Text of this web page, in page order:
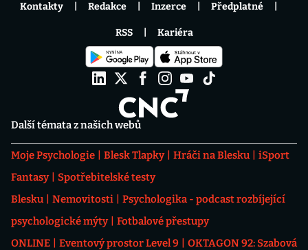
Další témata z našich webů
Moje Psychologie Blesk Tlapky Hráči na Blesku
iSport
Fantasy
Spotřebitelské testy
Blesku
Nemovitosti
Psychologika - podcast rozbíjející
psychologické mýty
Fotbalové přestupy
ONLINE
Eventový prostor Level 9
OKTAGON 92: Szabová
Kontakty Redakce Inzerce Předplatné
RSS Kariéra